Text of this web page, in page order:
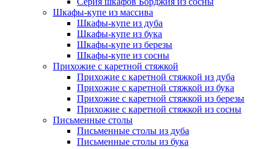
Шкафы-купе из массива
Шкафы-купе из дуба
Шкафы-купе из бука
Шкафы-купе из березы
Шкафы-купе из сосны
Прихожие с каретной стяжкой
Прихожие с каретной стяжкой из дуба
Прихожие с каретной стяжкой из бука
Прихожие с каретной стяжкой из березы
Прихожие с каретной стяжкой из сосны
Письменные столы
Письменные столы из дуба
Письменные столы из бука